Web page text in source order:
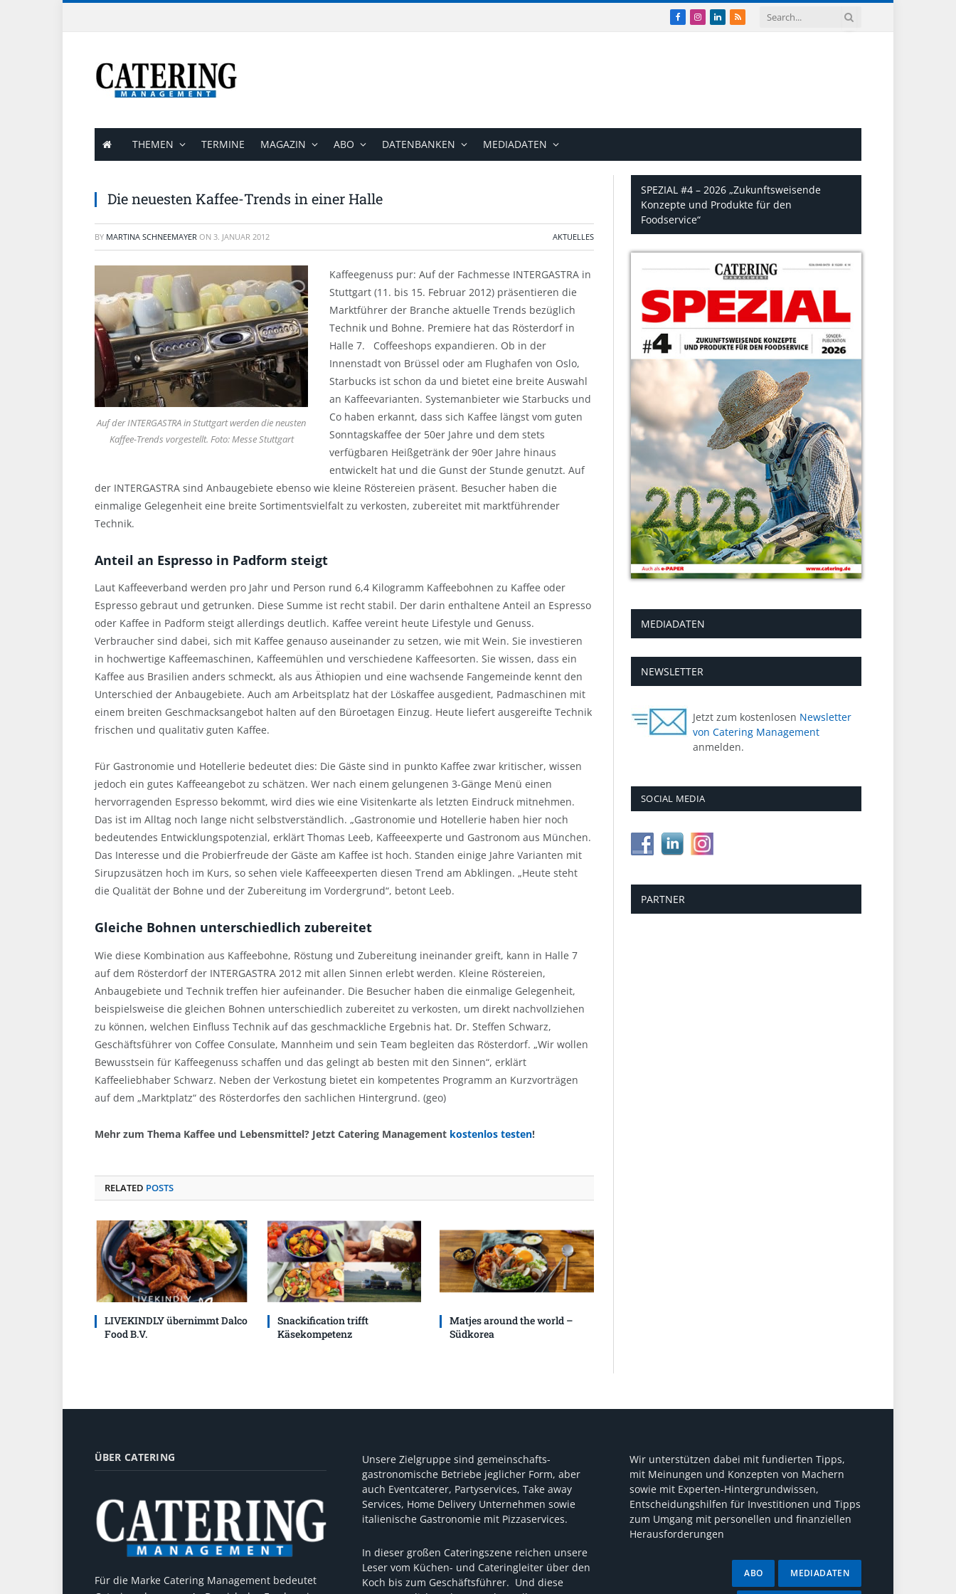
Facebook
Instagram
LinkedIn
RSS
THEMEN TERMINE MAGAZIN ABO DATENBANKEN MEDIADATEN
Die neuesten Kaffee-Trends in einer Halle
BY MARTINA SCHNEEMAYER ON 3. JANUAR 2012 AKTUELLES
Auf der INTERGASTRA in Stuttgart werden die neusten
Kaffee-Trends vorgestellt. Foto: Messe Stuttgart
Kaffeegenuss pur: Auf der Fachmesse INTERGASTRA in
Stuttgart (11. bis 15. Februar 2012) präsentieren die
Marktführer der Branche aktuelle Trends bezüglich
Technik und Bohne. Premiere hat das Rösterdorf in
Halle 7. Coffeeshops expandieren. Ob in der
Innenstadt von Brüssel oder am Flughafen von Oslo,
Starbucks ist schon da und bietet eine breite Auswahl
an Kaffeevarianten. Systemanbieter wie Starbucks und
Co haben erkannt, dass sich Kaffee längst vom guten
Sonntagskaffee der 50er Jahre und dem stets
verfügbaren Heißgetränk der 90er Jahre hinaus
entwickelt hat und die Gunst der Stunde genutzt. Auf
der INTERGASTRA sind Anbaugebiete ebenso wie kleine Röstereien präsent. Besucher haben die
einmalige Gelegenheit eine breite Sortimentsvielfalt zu verkosten, zubereitet mit marktführender
Technik.
Anteil an Espresso in Padform steigt
Laut Kaffeeverband werden pro Jahr und Person rund 6,4 Kilogramm Kaffeebohnen zu Kaffee oder
Espresso gebraut und getrunken. Diese Summe ist recht stabil. Der darin enthaltene Anteil an Espresso
oder Kaffee in Padform steigt allerdings deutlich. Kaffee vereint heute Lifestyle und Genuss.
Verbraucher sind dabei, sich mit Kaffee genauso auseinander zu setzen, wie mit Wein. Sie investieren
in hochwertige Kaffeemaschinen, Kaffeemühlen und verschiedene Kaffeesorten. Sie wissen, dass ein
Kaffee aus Brasilien anders schmeckt, als aus Äthiopien und eine wachsende Fangemeinde kennt den
Unterschied der Anbaugebiete. Auch am Arbeitsplatz hat der Löskaffee ausgedient, Padmaschinen mit
einem breiten Geschmacksangebot halten auf den Büroetagen Einzug. Heute liefert ausgereifte Technik
frischen und qualitativ guten Kaffee.
Für Gastronomie und Hotellerie bedeutet dies: Die Gäste sind in punkto Kaffee zwar kritischer, wissen
jedoch ein gutes Kaffeeangebot zu schätzen. Wer nach einem gelungenen 3-Gänge Menü einen
hervorragenden Espresso bekommt, wird dies wie eine Visitenkarte als letzten Eindruck mitnehmen.
Das ist im Alltag noch lange nicht selbstverständlich. „Gastronomie und Hotellerie haben hier noch
bedeutendes Entwicklungspotenzial, erklärt Thomas Leeb, Kaffeeexperte und Gastronom aus München.
Das Interesse und die Probierfreude der Gäste am Kaffee ist hoch. Standen einige Jahre Varianten mit
Sirupzusätzen hoch im Kurs, so sehen viele Kaffeeexperten diesen Trend am Abklingen. „Heute steht
die Qualität der Bohne und der Zubereitung im Vordergrund“, betont Leeb.
Gleiche Bohnen unterschiedlich zubereitet
Wie diese Kombination aus Kaffeebohne, Röstung und Zubereitung ineinander greift, kann in Halle 7
auf dem Rösterdorf der INTERGASTRA 2012 mit allen Sinnen erlebt werden. Kleine Röstereien,
Anbaugebiete und Technik treffen hier aufeinander. Die Besucher haben die einmalige Gelegenheit,
beispielsweise die gleichen Bohnen unterschiedlich zubereitet zu verkosten, um direkt nachvollziehen
zu können, welchen Einfluss Technik auf das geschmackliche Ergebnis hat. Dr. Steffen Schwarz,
Geschäftsführer von Coffee Consulate, Mannheim und sein Team begleiten das Rösterdorf. „Wir wollen
Bewusstsein für Kaffeegenuss schaffen und das gelingt ab besten mit den Sinnen“, erklärt
Kaffeeliebhaber Schwarz. Neben der Verkostung bietet ein kompetentes Programm an Kurzvorträgen
auf dem „Marktplatz“ des Rösterdorfes den sachlichen Hintergrund. (geo)
Mehr zum Thema Kaffee und Lebensmittel? Jetzt Catering Management kostenlos testen!
RELATED POSTS
LIVEKINDLY übernimmt Dalco
Food B.V.
Snackification trifft
Käsekompetenz
Matjes around the world –
Südkorea
SPEZIAL #4 – 2026 „Zukunftsweisende
Konzepte und Produkte für den
Foodservice“
MEDIADATEN
NEWSLETTER
Jetzt zum kostenlosen Newsletter
von Catering Management
anmelden.
SOCIAL MEDIA
PARTNER
ÜBER CATERING
Für die Marke Catering Management bedeutet
Unsere Zielgruppe sind gemeinschafts-
gastronomische Betriebe jeglicher Form, aber
auch Eventcaterer, Partyservices, Take away
Services, Home Delivery Unternehmen sowie
italienische Gastronomie mit Pizzaservices.
In dieser großen Cateringszene reichen unsere
Leser vom Küchen- und Cateringleiter über den
Koch bis zum Geschäftsführer. Und diese
Wir unterstützen dabei mit fundierten Tipps,
mit Meinungen und Konzepten von Machern
sowie mit Experten-Hintergrundwissen,
Entscheidungshilfen für Investitionen und Tipps
zum Umgang mit personellen und finanziellen
Herausforderungen
MEDIADATEN
ABO